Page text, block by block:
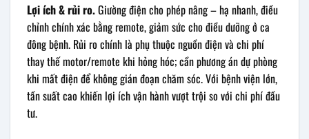
Lợi ích & rủi ro.Giường điện cho phép nâng – hạ nhanh, điều
chỉnh chính xác bằng remote, giảm sức cho điều dưỡng ở ca
đông bệnh. Rủi ro chính là phụ thuộc nguồn điện và chi phí
thay thế motor/remote khi hỏng hóc; cần phương án dự phòng
khi mất điện để không gián đoạn chăm sóc. Với bệnh viện lớn,
tần suất cao khiến lợi ích vận hành vượt trội so với chi phí đầu
tư.